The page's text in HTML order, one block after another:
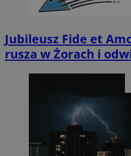
Jubileusz Fide et
rusza w Żorach i